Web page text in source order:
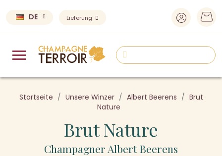
DE Lieferung
Startseite Unsere Winzer Albert Beerens
Brut
Nature
Brut Nature
Champagner Albert Beerens